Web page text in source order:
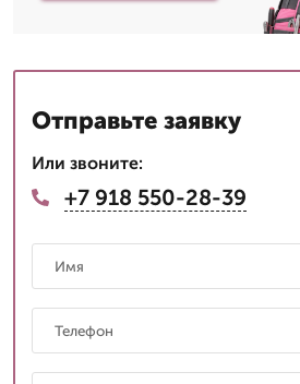
Отправьте заявку
Или звоните:
+7 918 550-28-39